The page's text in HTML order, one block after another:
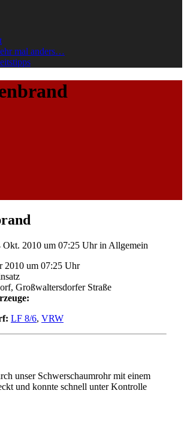
mal anders…
Okt. 2010 um 07:25 Uhrin Allgemein
2010 um 07:25 Uhr
Großwaltersdorfer Straße
LF 8/6, VRW
unser Schwerschaumrohr mit einem
und konnte schnell unter Kontrolle